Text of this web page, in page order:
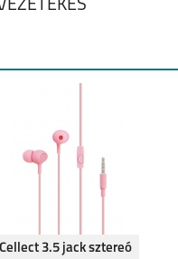
Cellect 3.5 jack sztereó